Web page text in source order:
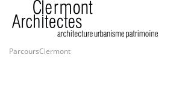
ParcoursClermont